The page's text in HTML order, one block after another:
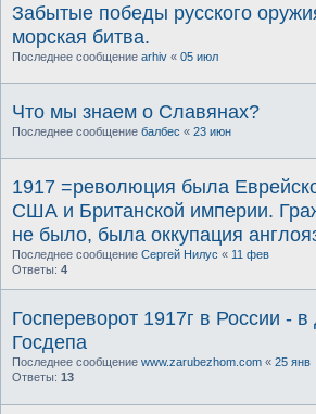
Забытые победы русского
морская битва.
Последнее сообщение arhiv « 05 июл
Что мы знаем о Славянах?
Последнее сообщение балбес « 23 июн
1917 =революция была
США и Британской империи.
не было, была оккупация
Последнее сообщение Сергей Нилус « 11 фев
Ответы: 4
Госпереворот 1917г в России - в
Госдепа
Последнее сообщение www.zarubezhom.com « 25 янв
Ответы: 13